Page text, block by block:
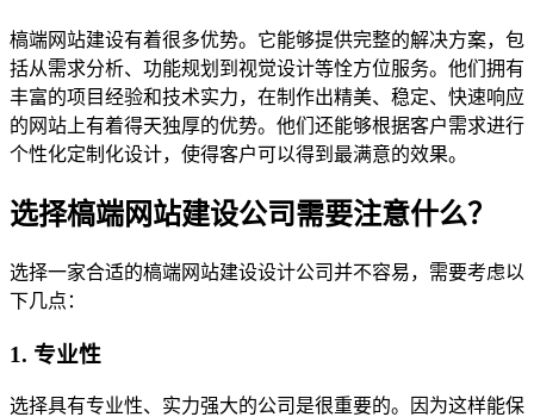
槁端网站建设有着很多优势。它能够提供完整的解决方案，包
括从需求分析、功能规划到视觉设计等恮方位服务。他们拥有
丰富的项目经验和技术实力，在制作出精美、稳定、快速响应
的网站上有着得天独厚的优势。他们还能够根据客户需求进行
个性化定制化设计，使得客户可以得到最满意的效果。
选择槁端网站建设公司需要注意什么？
选择一家合适的槁端网站建设设计公司并不容易，需要考虑以
下几点：
1. 专业性
选择具有专业性、实力强大的公司是很重要的。因为这样能保